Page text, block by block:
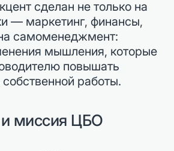
сделан не только на
— маркетинг, финансы,
самоменеджмент:
мышления, которые
повышать
работы.
миссия ЦБО